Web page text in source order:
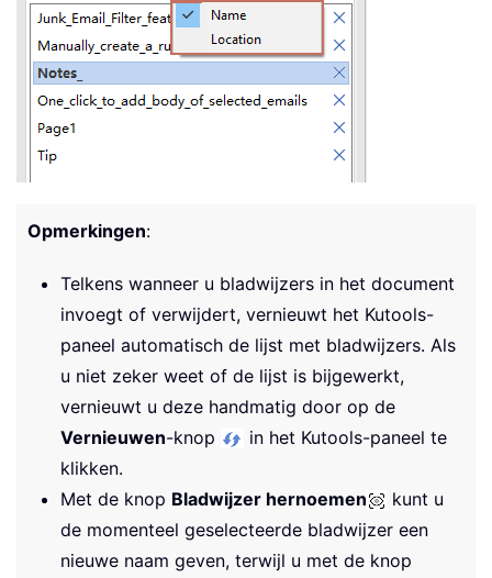
Opmerkingen:
Telkens wanneer u bladwijzers in het document
invoegt of verwijdert, vernieuwt het Kutools-
paneel automatisch de lijst met bladwijzers. Als
u niet zeker weet of de lijst is bijgewerkt,
vernieuwt u deze handmatig door op de
Vernieuwen-knop
in het Kutools-paneel te
klikken.
Met de knop Bladwijzer hernoemen
kunt u
de momenteel geselecteerde bladwijzer een
nieuwe naam geven, terwijl u met de knop